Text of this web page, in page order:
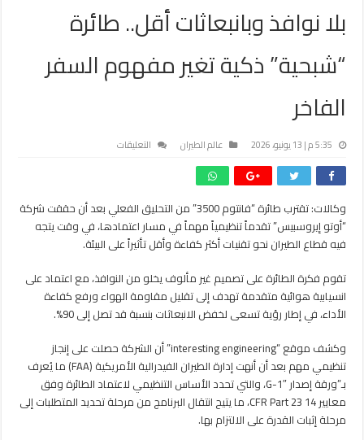
بلا نوافذ وبانبعاثات أقل.. طائرة
“شبحية” ذكية تغير مفهوم السفر
الفاخر
5:35 م | 13 يونيو، 2026 عالم الطيران التعليقات
أقل..
طائرة
“شبحية”
تغير
مفهوم
السفر
الفاخر
وكالات: تقترب طائرة “فانتوم 3500” من التحليق الفعلي بعد أن حققت شركة
“أوتو إيروسبيس” تقدماً تنظيمياً مهماً في مسار اعتمادها، في وقت يتجه
فيه قطاع الطيران نحو تقنيات أكثر كفاءة وأقل تأثيراً على البيئة.
تقوم فكرة الطائرة على تصميم غير مألوف يخلو من النوافذ، مع اعتماد على
انسيابية هوائية متقدمة تهدف إلى تقليل مقاومة الهواء ورفع كفاءة
الأداء، في إطار رؤية تسعى لخفض الانبعاثات بنسبة قد تصل إلى 90%.
وكشف موقع “interesting engineering” أن الشركة حصلت على إنجاز
تنظيمي مهم بعد أن أنهت إدارة الطيران الفيدرالية الأمريكية (FAA) ما يُعرف
بـ”ورقة إصدار G-1″، والتي تحدد الأساس التنظيمي لاعتماد الطائرة وفق
معايير 14 CFR Part 23، ما يتيح انتقال البرنامج من مرحلة تحديد المتطلبات إلى
مرحلة إثبات القدرة على الالتزام بها.